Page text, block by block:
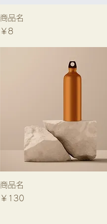
商品名
価格
￥8
商品名
価格
￥130